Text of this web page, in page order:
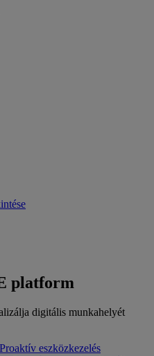
platform
digitális munkahelyét
Proaktív eszközkezelés